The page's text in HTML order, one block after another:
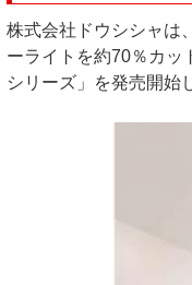
株式会社ドウシシャは
ーライトを約70％カッ
シリーズ」を発売開始